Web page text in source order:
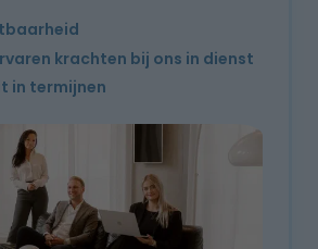
krachten bij ons in dienst
in termijnen